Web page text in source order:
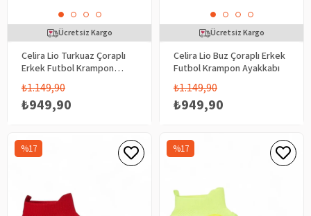
Celira Lio Turkuaz Çoraplı
Erkek Futbol Krampon
Ayakkabı
₺949,90
₺1.149,90
Ücretsiz Kargo
Celira Lio Buz Çoraplı Erkek
Futbol Krampon Ayakkabı
₺949,90
₺1.149,90
Ücretsiz Kargo
%17 %17